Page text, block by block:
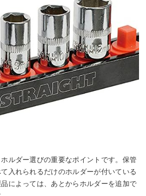
ルダー選びの重要なポイントです。保管
入れられるだけのホルダーが付いている
によっては、あとからホルダーを追加で